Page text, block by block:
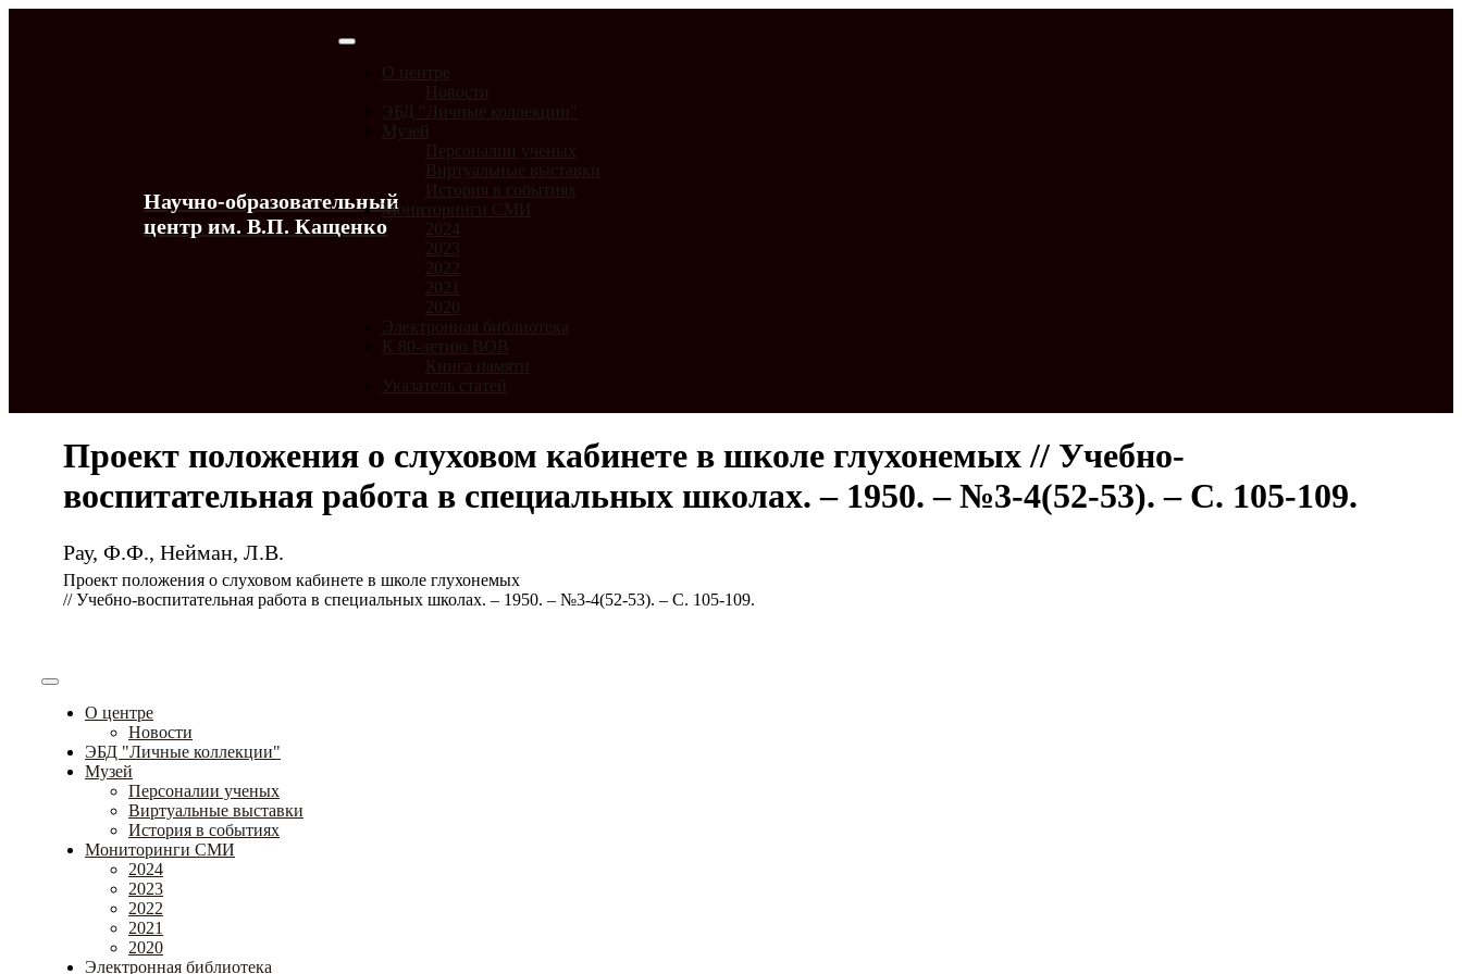
Научно-образовательный
центр им. В.П. Кащенко
О центре
Новости
ЭБД "Личные коллекции"
Музей
Персоналии ученых
Виртуальные выставки
История в событиях
Мониторинги СМИ
2024
2023
2022
2021
2020
Электронная библиотека
К 80-летию ВОВ
Книга памяти
Указатель статей
Проект положения о слуховом кабинете в школе глухонемых // Учебно-
воспитательная работа в специальных школах. – 1950. – №3-4(52-53). – С. 105-109.
Рау, Ф.Ф., Нейман, Л.В.
Проект положения о слуховом кабинете в школе глухонемых
// Учебно-воспитательная работа в специальных школах. – 1950. – №3-4(52-53). – С. 105-109.
О центре
Новости
ЭБД "Личные коллекции"
Музей
Персоналии ученых
Виртуальные выставки
История в событиях
Мониторинги СМИ
2024
2023
2022
2021
2020
Электронная библиотека